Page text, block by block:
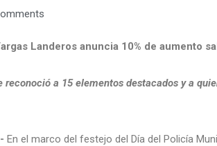
Landeros anuncia 10% de aumento
a 15 elementos destacados y a
En el marco del festejo del Día del Policía